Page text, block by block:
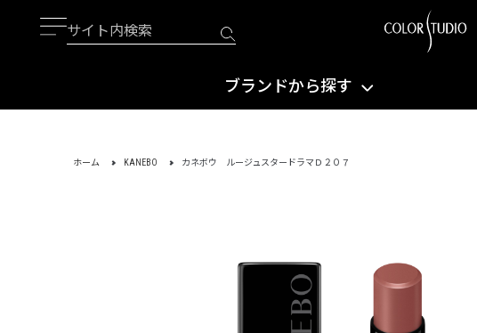
ブランドから探す
ホーム KANEBO カネボウ ルージュスタードラマＤ２０７